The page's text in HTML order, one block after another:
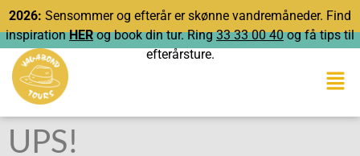
2026: Sensommer og efterår er skønne vandremåneder. Find
inspiration HERog book din tur. Ring33 33 00 40 og få tips til
efterårsture.
UPS!